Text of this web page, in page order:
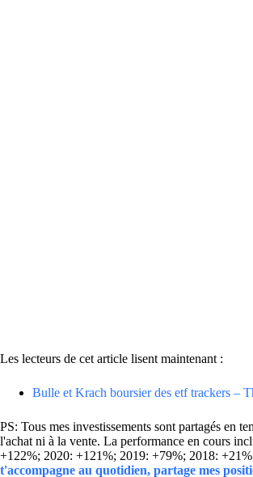
Les lecteurs de cet article lisent maintenant :
Bulle et Krach boursier des etf trackers –
PS: Tous mes investissements sont partagés en
l'achat ni à la vente. La performance en cours
+122%; 2020: +121%; 2019: +79%; 2018:
t'accompagne au quotidien, partage mes